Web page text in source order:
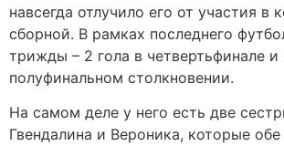
навсегда отлучило его от участия в
сборной. В рамках последнего
трижды – 2 гола в четвертьфинале и
полуфинальном столкновении.
На самом деле у него есть две
Гвендалина и Вероника, которые